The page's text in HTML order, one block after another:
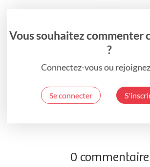
Vous souhaitez commenter
?
Connectez-vous ou
Se connecter
0 commentaire